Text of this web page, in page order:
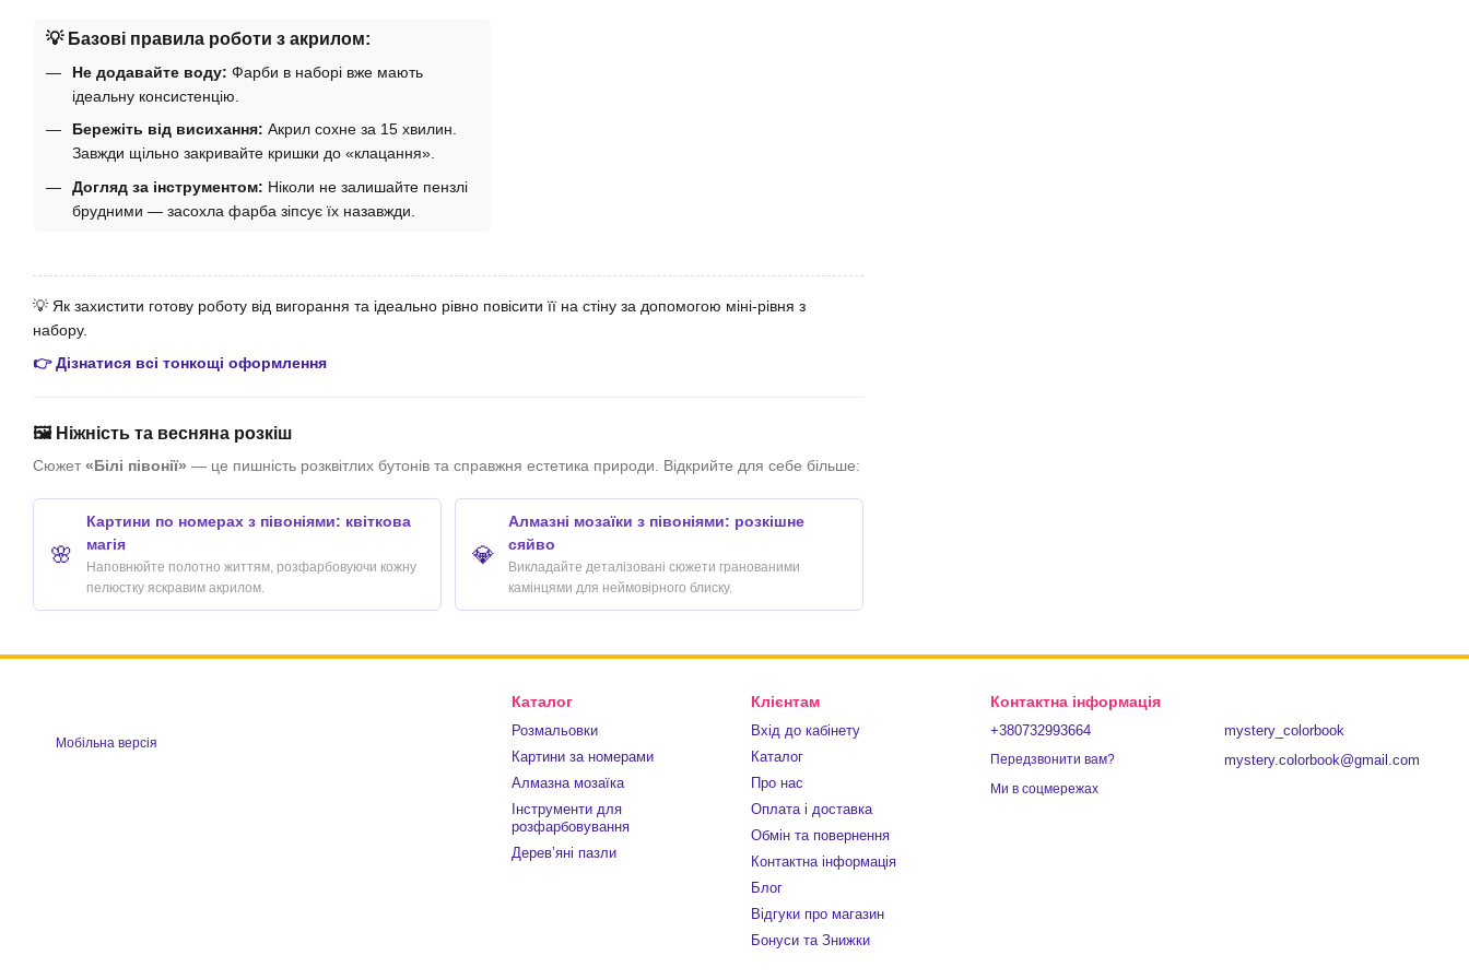
💡 Базові правила роботи з акрилом:
Не додавайте воду: Фарби в наборі вже мають
ідеальну консистенцію.
Бережіть від висихання: Акрил сохне за 15 хвилин.
Завжди щільно закривайте кришки до «клацання».
Догляд за інструментом: Ніколи не залишайте пензлі
брудними — засохла фарба зіпсує їх назавжди.
💡 Як захистити готову роботу від вигорання та ідеально рівно повісити її на стіну за допомогою міні-рівня з
набору.
👉 Дізнатися всі тонкощі оформлення
🖼️ Ніжність та весняна розкіш
Сюжет «Білі півонії» — це пишність розквітлих бутонів та справжня естетика природи. Відкрийте для себе більше:
🌸
Картини по номерах з півоніями: квіткова
магія
Наповнюйте полотно життям, розфарбовуючи кожну
пелюстку яскравим акрилом.
💎
Алмазні мозаїки з півоніями: розкішне
сяйво
Викладайте деталізовані сюжети гранованими
камінцями для неймовірного блиску.
Мобільна версія
Каталог
Розмальовки
Картини за номерами
Алмазна мозаїка
Інструменти для
розфарбовування
Деревʼяні пазли
Клієнтам
Вхід до кабінету
Каталог
Про нас
Оплата і доставка
Обмін та повернення
Контактна інформація
Блог
Відгуки про магазин
Бонуси та Знижки
Контактна інформація
+380732993664
Передзвонити вам?
mystery_colorbook
mystery.colorbook@gmail.com
Ми в соцмережах